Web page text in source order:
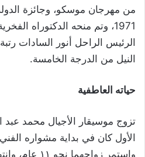
من مهرجان موسكو، وجائزة
الرئيس الراحل أنور السادات
النيل من الدرجة الخامسة.
حياته العاطفية
الأول كان في بداية مشواره
واستمر زواجهما نحو ١١ عام، وانتهى بالطلاق.